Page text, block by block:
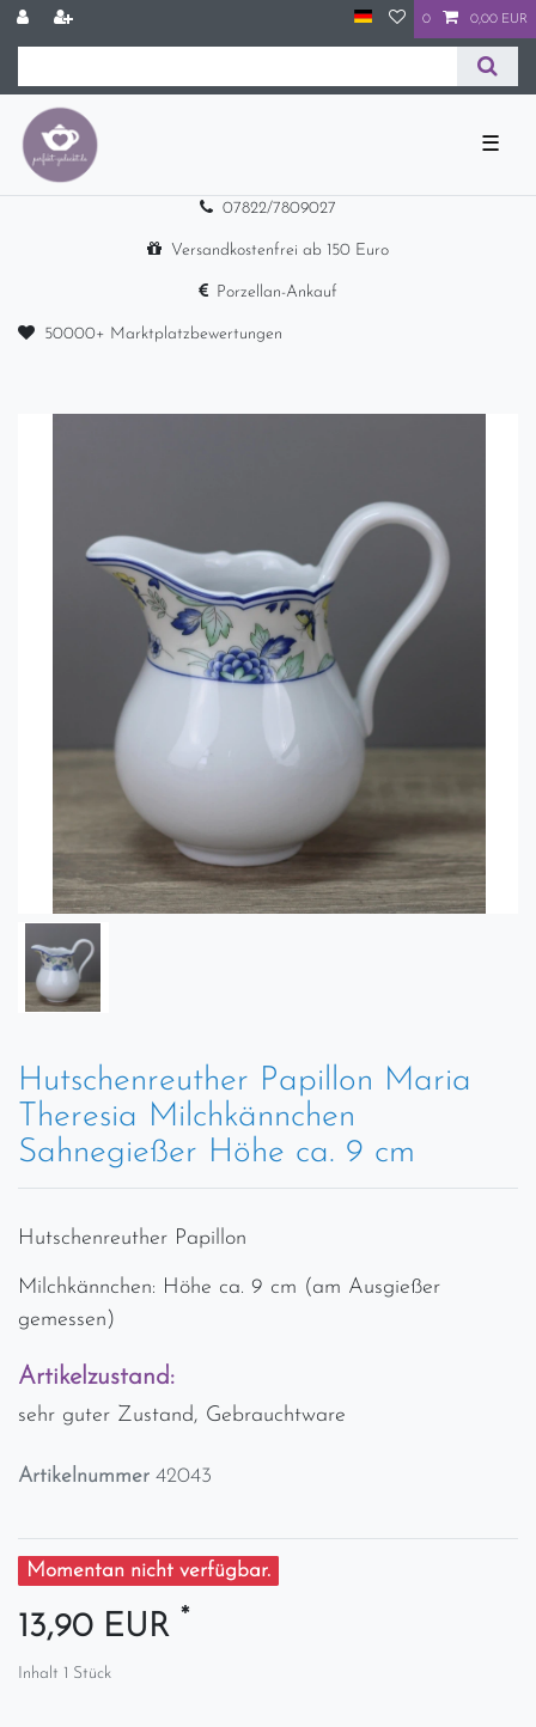
0 0,00 EUR
☰
07822/7809027
Versandkostenfrei ab 150 Euro
Porzellan-Ankauf
50000+ Marktplatzbewertungen
Hutschenreuther Papillon Maria
Theresia Milchkännchen
Sahnegießer Höhe ca. 9 cm
Hutschenreuther Papillon
Milchkännchen: Höhe ca. 9 cm (am Ausgießer
gemessen)
Artikelzustand:
sehr guter Zustand, Gebrauchtware
Artikelnummer 42043
Momentan nicht verfügbar.
13,90 EUR *
Inhalt 1 Stück